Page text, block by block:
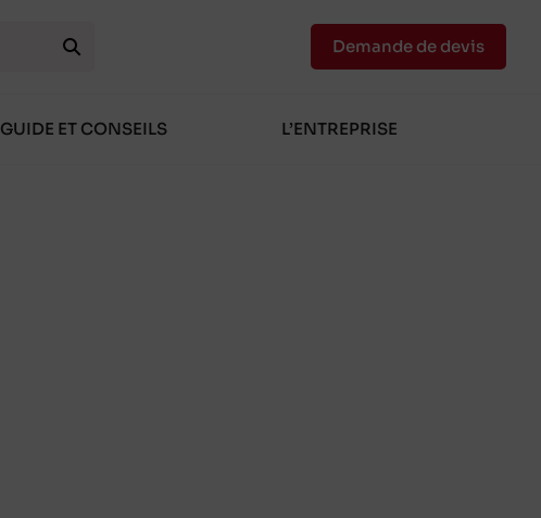
GUIDE ET CONSEILS L’ENTREPRISE
Demande de devis